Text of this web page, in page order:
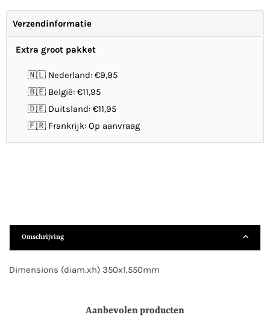
Verzendinformatie
Extra groot pakket
🇳🇱 Nederland: €9,95
🇧🇪 België: €11,95
🇩🇪 Duitsland: €11,95
🇫🇷 Frankrijk: Op aanvraag
Omschrijving
Dimensions (diam.xh) 350x1.550mm
Aanbevolen producten